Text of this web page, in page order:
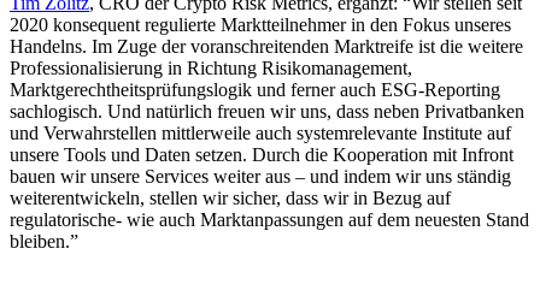
2020 konsequent regulierte Marktteilnehmer in den Fokus unseres
Handelns. Im Zuge der voranschreitenden Marktreife ist die weitere
Professionalisierung in Richtung Risikomanagement,
Marktgerechtheitsprüfungslogik und ferner auch ESG-Reporting
sachlogisch. Und natürlich freuen wir uns, dass neben Privatbanken
und Verwahrstellen mittlerweile auch systemrelevante Institute auf
unsere Tools und Daten setzen. Durch die Kooperation mit Infront
bauen wir unsere Services weiter aus – und indem wir uns ständig
weiterentwickeln, stellen wir sicher, dass wir in Bezug auf
regulatorische- wie auch Marktanpassungen auf dem neuesten Stand
bleiben.”